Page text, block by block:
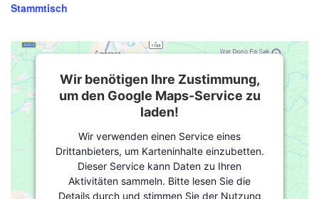
Stammtisch
Wir benötigen Ihre Zustimmung,
um den Google Maps-Service zu
laden!
Wir verwenden einen Service eines
Drittanbieters, um Karteninhalte einzubetten.
Dieser Service kann Daten zu Ihren
Aktivitäten sammeln. Bitte lesen Sie die
Details durch und stimmen Sie der Nutzung